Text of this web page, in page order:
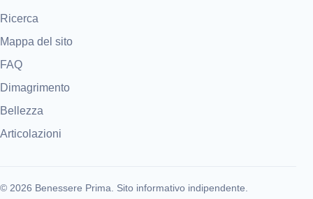
Ricerca
Mappa del sito
FAQ
Dimagrimento
Bellezza
Articolazioni
© 2026 Benessere Prima. Sito informativo indipendente.